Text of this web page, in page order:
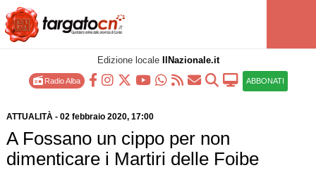
Edizione locale IlNazionale.it
Radio Alba ABBONATI
ATTUALITÀ- 02 febbraio 2020, 17:00
A Fossano un cippo per non
dimenticare i Martiri delle Foibe